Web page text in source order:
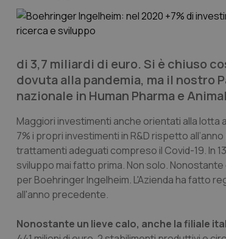
di 3,7 miliardi di euro. Si è chiuso
dovuta alla pandemia, ma il nostro
nazionale in Human Pharma e
Maggiori investimenti anche orientati alla lotta
7% i propri investimenti in R&D rispetto
trattamenti adeguati compreso il Covid-19. In
sviluppo mai fatto prima. Non solo.
per Boehringer Ingelheim. L'Azienda ha fatto
all'anno precedente.
Nonostante un lieve calo, anche la filiale